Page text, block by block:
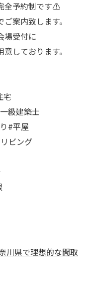
全予約制です⚠
案内致します。
場受付に
しております。
宅
級建築士
#平屋
ビング
川県で理想的な間取